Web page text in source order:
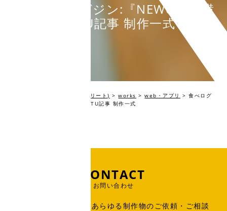
食べログマガジン:『NEWoMan横
浜』TU記事 制作一式
編集プロダクション Fleet(フリート) >works >web・アプリ >食べログ
マガジン:『NEWoMan横浜』TU記事 制作一式
CONTACT
お問い合わせ
出版物、広告、WEB、あらゆる制作物のご依頼・ご相談